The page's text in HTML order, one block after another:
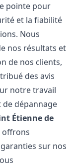
pointe pour
et la fiabilité
Nous
nos résultats et
de nos clients,
des avis
notre travail
dépannage
Étienne de
offrons
sur nos